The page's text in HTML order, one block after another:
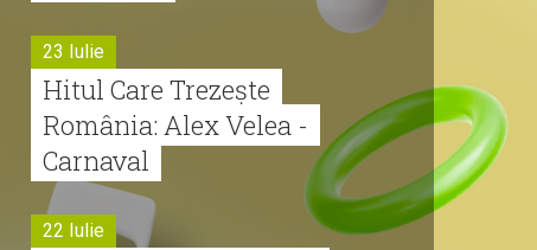
23 Iulie
Hitul Care Trezește
România: Alex Velea -
Carnaval
22 Iulie